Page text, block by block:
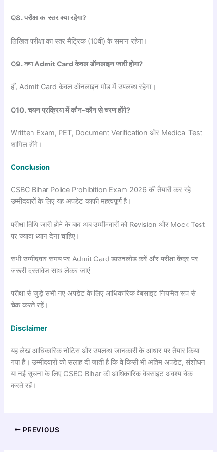
Q8.परीक्षाकास्तरक्यारहेगा?
लिखित परीक्षा का स्तर मैट्रिक (10वीं) के समान रहेगा।
Q9.क्या Admit Cardकेवलऑनलाइनजारीहोगा?
हाँ, Admit Card केवल ऑनलाइन मोड में उपलब्ध रहेगा।
Q10.चयनप्रक्रियामेंकौन-कौनसेचरणहोंगे?
Written Exam, PET, Document Verification और Medical Test
शामिल होंगे।
Conclusion
CSBC Bihar Police Prohibition Exam 2026 की तैयारी कर रहे
उम्मीदवारों के लिए यह अपडेट काफी महत्वपूर्ण है।
परीक्षा तिथि जारी होने के बाद अब उम्मीदवारों को Revision और Mock Test
पर ज्यादा ध्यान देना चाहिए।
सभी उम्मीदवार समय पर Admit Card डाउनलोड करें और परीक्षा केंद्र पर
जरूरी दस्तावेज साथ लेकर जाएं।
परीक्षा से जुड़े सभी नए अपडेट के लिए आधिकारिक वेबसाइट नियमित रूप से
चेक करते रहें।
Disclaimer
यह लेख आधिकारिक नोटिस और उपलब्ध जानकारी के आधार पर तैयार किया
गया है। उम्मीदवारों को सलाह दी जाती है कि वे किसी भी अंतिम अपडेट, संशोधन
या नई सूचना के लिए CSBC Bihar की आधिकारिक वेबसाइट अवश्य चेक
करते रहें।
PREVIOUS